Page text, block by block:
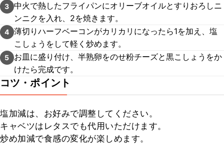
3 中火で熱したフライパンにオリーブオイルとすりおろしニ
ンニクを入れ、2を焼きます。
4 薄切りハーフベーコンがカリカリになったら1を加え、塩
こしょうをして軽く炒めます。
5
お皿に盛り付け、半熟卵をのせ粉チーズと黒こしょうをか
けたら完成です。
コツ・ポイント
塩加減は、お好みで調整してください。
キャベツはレタスでも代用いただけます。
炒め加減で食感の変化が楽しめます。